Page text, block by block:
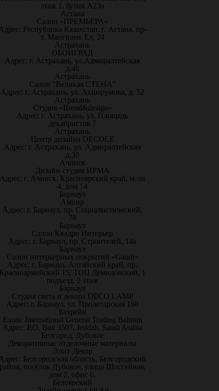
этаж 1, бутик А23а
Астана
Салон «ПРЕМЬЕРА»
Республика Казахстан, г. Астана, пр-
т. Мангилик Ел, 24
Астрахань
ОБОИГРАД
Адрес: г. Астрахань, ул.Адмиралтейская
д.46
Астрахань
Салон "Великая СТЕНА"
Адрес: г. Астрахань, ул. Ахшарумова, д. 52
Астрахань
Студия «Brend&design»
Адрес: г. Астрахань, ул. Площадь
декабристов 7
Астрахань
Центр дизайна DECOLE
Адрес: г. Астрахань, ул. Адмиралтейская
д.30
Ачинск
Дизайн-студия ИРМА
Адрес: г. Ачинск, Красноярский край, м-он
4, дом 14
Барнаул
Ампир
Адрес: г. Барнаул, пр. Социалистический,
78
Барнаул
Салон Квадро Интерьер
Адрес: г. Барнаул, пр. Строителей, 14а
Барнаул
Салон интерьерных покрытий «Gaudi»
Адрес: г. Барнаул, Алтайский край, пр.
15, ТОЦ Демидовский, 1
подъезд, 2 этаж
Барнаул
Студия света и декора DECO LAMP
Адрес: г. Барнаул, ул. Пролетарская 160
Бахрейн
Exotic International General Trading Bahrain
Адрес: P.O. Box 3507, Jeddah, Saudi Arabia
Белгород, Дубовое
Декоративные отделочные материалы
Элит-Декор
Белгородская область, Белгородский
посёлок Дубовое, улица Шоссейная,
дом 2, офис 6.
Белоярский